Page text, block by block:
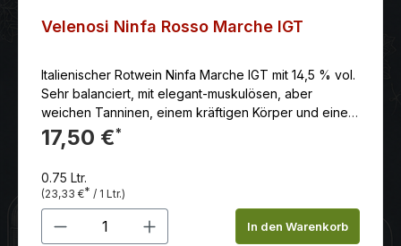
Velenosi Ninfa Rosso Marche IGT
Italienischer Rotwein Ninfa Marche IGT mit 14,5 % vol.
Sehr balanciert, mit elegant-muskulösen, aber
weichen Tanninen, einem kräftigen Körper und einem
lang anhaltenden, samtigen Abgang.
17,50 €*
0.75 Ltr.
(23,33 €* / 1 Ltr.)
Produkt Anzahl: Gib denIn den Warenkorb